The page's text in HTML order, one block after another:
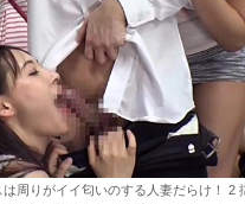
周りがイイ匂いのする人妻だらけ！ 2